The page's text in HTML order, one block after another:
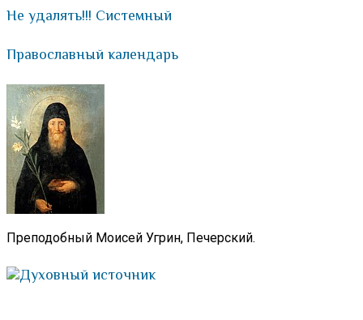
Не удалять!!! Системный
Православный календарь
Преподобный Моисей Угрин, Печерский.
Духовный источник